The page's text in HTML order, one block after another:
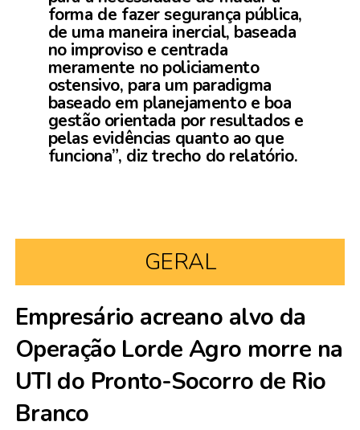
forma de fazer segurança pública,
de uma maneira inercial, baseada
no improviso e centrada
meramente no policiamento
ostensivo, para um paradigma
baseado em planejamento e boa
gestão orientada por resultados e
pelas evidências quanto ao que
funciona”, diz trecho do relatório.
GERAL
Empresário acreano alvo da
Operação Lorde Agro morre na
UTI do Pronto-Socorro de Rio
Branco